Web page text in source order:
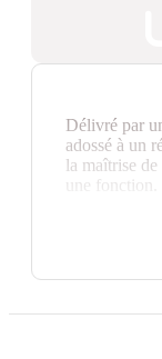
Délivré par
adossé à un
la maîtrise
une fonction.